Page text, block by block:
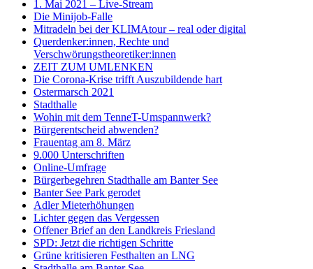
1. Mai 2021 – Live-Stream
Die Minijob-Falle
Mitradeln bei der KLIMAtour – real oder digital
Querdenker:innen, Rechte und
Verschwörungstheoretiker:innen
ZEIT ZUM UMLENKEN
Die Corona-Krise trifft Auszubildende hart
Ostermarsch 2021
Stadthalle
Wohin mit dem TenneT-Umspannwerk?
Bürgerentscheid abwenden?
Frauentag am 8. März
9.000 Unterschriften
Online-Umfrage
Bürgerbegehren Stadthalle am Banter See
Banter See Park gerodet
Adler Mieterhöhungen
Lichter gegen das Vergessen
Offener Brief an den Landkreis Friesland
SPD: Jetzt die richtigen Schritte
Grüne kritisieren Festhalten an LNG